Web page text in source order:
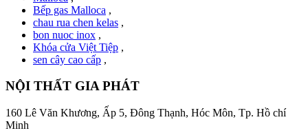
Bếp gas Malloca ,
chau rua chen kelas ,
bon nuoc inox ,
Khóa cửa Việt Tiệp ,
sen cây cao cấp ,
NỘI THẤT GIA PHÁT
160 Lê Văn Khương, Ấp 5, Đông Thạnh, Hóc Môn, Tp. Hồ chí
Minh